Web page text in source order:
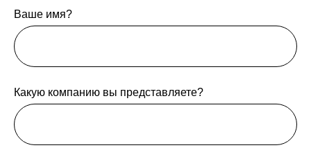
Ваше имя?
Какую компанию вы представляете?